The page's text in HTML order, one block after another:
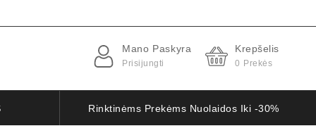
Mano Paskyra
Prisijungti
Krepšelis
0 Prekės
Rinktinėms Prekėms Nuolaidos Iki -30%